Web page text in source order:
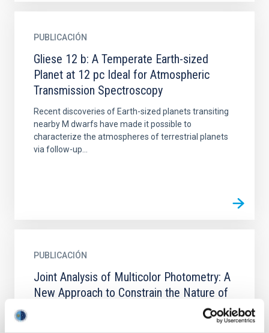
PUBLICACIÓN
Gliese 12 b: A Temperate Earth-sized
Planet at 12 pc Ideal for Atmospheric
Transmission Spectroscopy
Recent discoveries of Earth-sized planets transiting
nearby M dwarfs have made it possible to
characterize the atmospheres of terrestrial planets
via follow-up...
PUBLICACIÓN
Joint Analysis of Multicolor Photometry: A
New Approach to Constrain the Nature of
Multiple-star Systems Hosting Exoplanet